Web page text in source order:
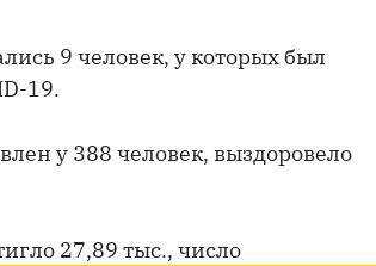
9 человек, у которых был
19.
у 388 человек, выздоровело
27,89 тыс., число